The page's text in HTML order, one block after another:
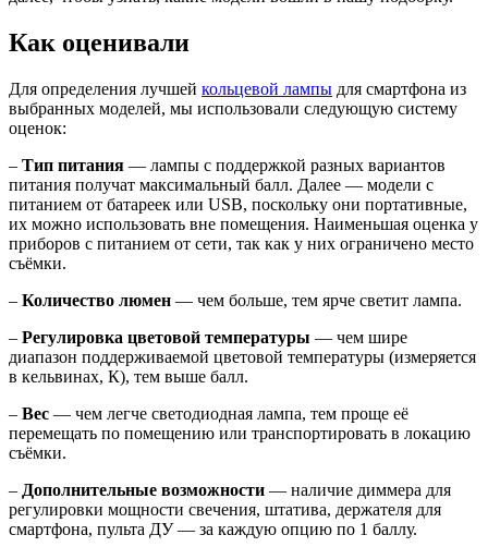
Как оценивали
Для определения лучшей кольцевой лампы для смартфона из
выбранных моделей, мы использовали следующую систему
оценок:
– Тип питания — лампы с поддержкой разных вариантов
питания получат максимальный балл. Далее — модели с
питанием от батареек или USB, поскольку они портативные,
их можно использовать вне помещения. Наименьшая оценка у
приборов с питанием от сети, так как у них ограничено место
съёмки.
– Количество люмен — чем больше, тем ярче светит лампа.
– Регулировка цветовой температуры — чем шире
диапазон поддерживаемой цветовой температуры (измеряется
в кельвинах, К), тем выше балл.
– Вес — чем легче светодиодная лампа, тем проще её
перемещать по помещению или транспортировать в локацию
съёмки.
– Дополнительные возможности — наличие диммера для
регулировки мощности свечения, штатива, держателя для
смартфона, пульта ДУ — за каждую опцию по 1 баллу.